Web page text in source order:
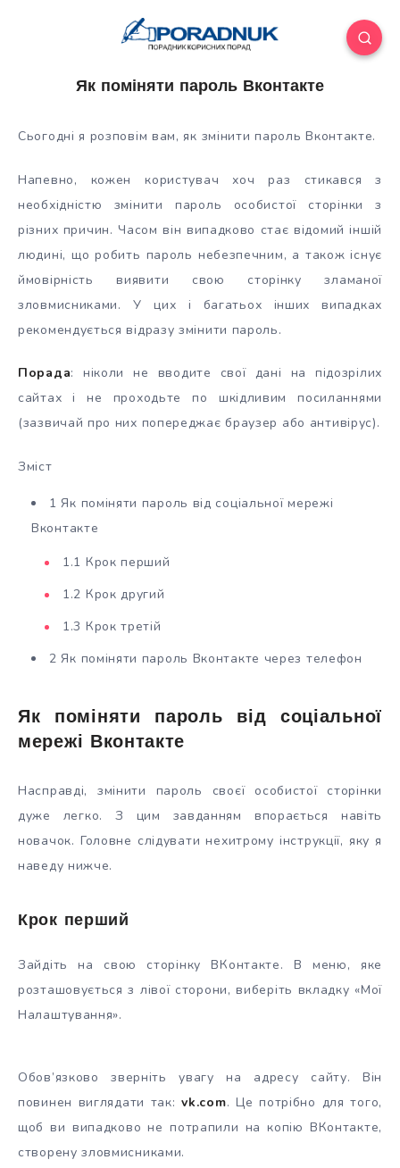
Як поміняти пароль Вконтакте
Сьогодні я розповім вам, як змінити пароль Вконтакте.
Напевно, кожен користувач хоч раз стикався з
необхідністю змінити пароль особистої сторінки з
різних причин. Часом він випадково стає відомий іншій
людині, що робить пароль небезпечним, а також існує
ймовірністьвиявити свою сторінку зламаної
зловмисниками. У цих і багатьох інших випадках
рекомендується відразу змінити пароль.
Порада: ніколи не вводите свої дані на підозрілих
сайтах і не проходьте по шкідливим посиланнями
(зазвичай про них попереджає браузер або антивірус).
Зміст
1 Як поміняти пароль від соціальної мережі
Вконтакте
1.1 Крок перший
1.2 Крок другий
1.3 Крок третій
2 Як поміняти пароль Вконтакте через телефон
Як поміняти пароль від соціальної
мережі Вконтакте
Насправді, змінити пароль своєї особистої сторінки
дуже легко. З цим завданням впорається навіть
новачок. Головне слідувати нехитрому інструкції, яку я
наведу нижче.
Крок перший
Зайдіть на свою сторінку ВКонтакте. В меню, яке
розташовується з лівої сторони, виберіть вкладку «Мої
Налаштування».
Обов’язково зверніть увагу на адресу сайту. Він
повинен виглядати так:vk.com. Це потрібно для того,
щоб ви випадково не потрапили на копію ВКонтакте,
створену зловмисниками.